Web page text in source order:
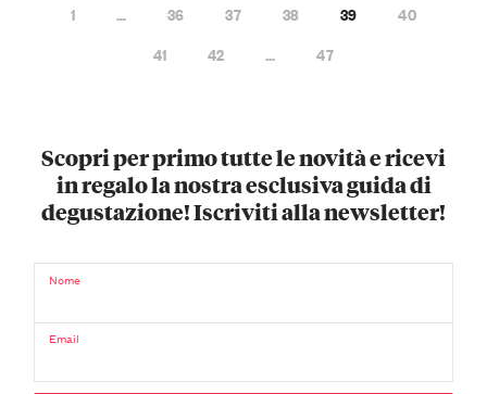
1 … 36 37 38 39
40
41
42 … 47
Scopri per primo tutte le novità e ricevi
in regalo la nostra esclusiva guida di
degustazione! Iscriviti alla newsletter!
Nome
Email